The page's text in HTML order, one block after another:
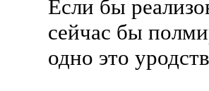
Если бы
сейчас бы
одно это